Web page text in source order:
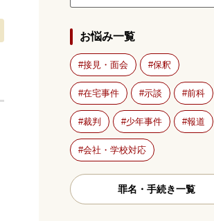
お悩み一覧
接見・面会 保釈
在宅事件 示談 前科
裁判 少年事件 報道
会社・学校対応
罪名・手続き一覧